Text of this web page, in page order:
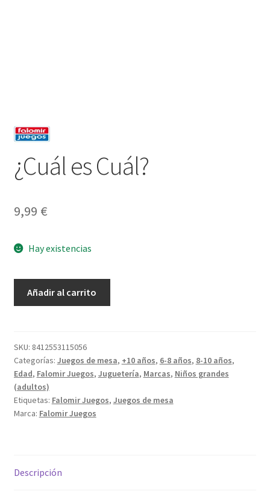
¿Cuál es Cuál?
9,99 €
Hay existencias
Añadir al carrito
SKU: 8412553115056
Categorías: Juegos de mesa, +10 años, 6-8 años, 8-10 años,
Edad, Falomir Juegos, Juguetería, Marcas, Niños grandes
(adultos)
Etiquetas: Falomir Juegos, Juegos de mesa
Marca: Falomir Juegos
Descripción